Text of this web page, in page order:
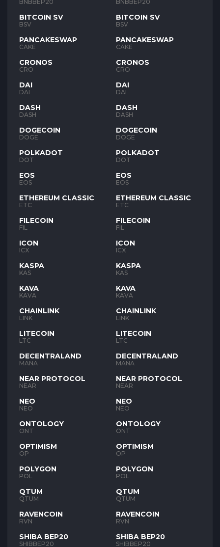
BNBBEP20
BITCOIN SV
BSV
PANCAKESWAP
CAKE
CRONOS
CRO
DAI
DAI
DASH
DASH
DOGECOIN
DOGE
POLKADOT
DOT
EOS
EOS
ETHEREUM CLASSIC
ETC
FILECOIN
FIL
ICON
ICX
KASPA
KAS
KAVA
KAVA
CHAINLINK
LINK
LITECOIN
LTC
DECENTRALAND
MANA
NEAR PROTOCOL
NEAR
NEO
NEO
ONTOLOGY
ONT
OPTIMISM
OP
POLYGON
POL
QTUM
QTUM
RAVENCOIN
RVN
SHIBA BEP20
SHIBBEP20
BNBBEP20
BITCOIN SV
BSV
PANCAKESWAP
CAKE
CRONOS
CRO
DAI
DAI
DASH
DASH
DOGECOIN
DOGE
POLKADOT
DOT
EOS
EOS
ETHEREUM CLASSIC
ETC
FILECOIN
FIL
ICON
ICX
KASPA
KAS
KAVA
KAVA
CHAINLINK
LINK
LITECOIN
LTC
DECENTRALAND
MANA
NEAR PROTOCOL
NEAR
NEO
NEO
ONTOLOGY
ONT
OPTIMISM
OP
POLYGON
POL
QTUM
QTUM
RAVENCOIN
RVN
SHIBA BEP20
SHIBBEP20